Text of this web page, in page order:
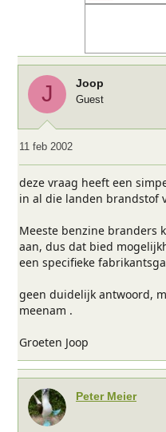
J Joop
Guest
11 feb 2002
deze vraag heeft een
in al die landen brandstof
Meeste benzine branders
aan, dus dat bied
een specifieke
geen duidelijk antwoord,
meenam .
Groeten Joop
Peter Meier